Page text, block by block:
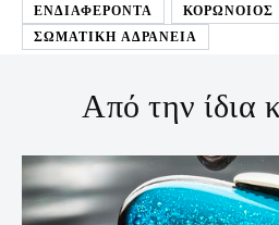
ΕΝΔΙΑΦΕΡΟΝΤΑ ΚΟΡΩΝΟΙΟΣ
ΣΩΜΑΤΙΚΗ ΑΔΡΑΝΕΙΑ
Από την ίδια